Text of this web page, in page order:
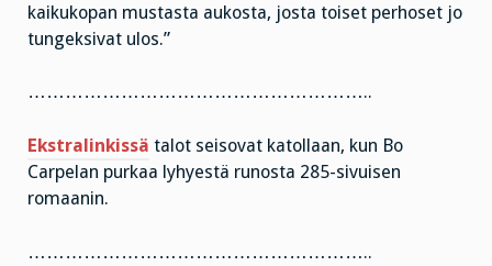
kaikukopan mustasta aukosta, josta toiset perhoset jo
tungeksivat ulos.”
………………………………………………..
Ekstralinkissä talot seisovat katollaan, kun Bo
Carpelan purkaa lyhyestä runosta 285-sivuisen
romaanin.
………………………………………………..